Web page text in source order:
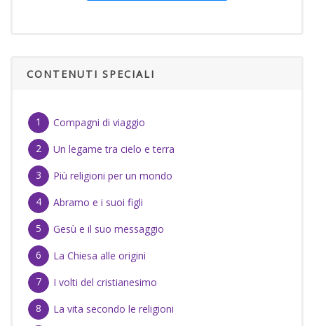
CONTENUTI SPECIALI
Compagni di viaggio
Un legame tra cielo e terra
Più religioni per un mondo
Abramo e i suoi figli
Gesù e il suo messaggio
La Chiesa alle origini
I volti del cristianesimo
La vita secondo le religioni